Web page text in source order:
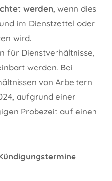
werden, wenn dies
im Dienstzettel oder
wird.
für Dienstverhältnisse,
werden. Bei
von Arbeitern
aufgrund einer
Probezeit auf einen